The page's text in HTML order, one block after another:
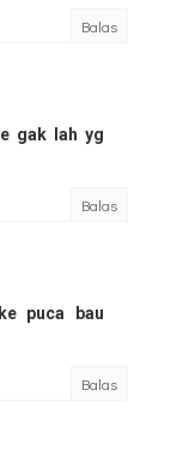
Balas
gak lah yg
Balas
puca bau
Balas